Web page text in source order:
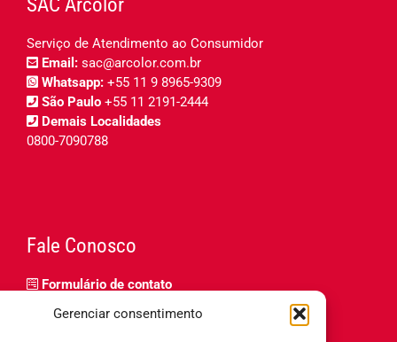
Gerenciar consentimento
Serviço de Atendimento ao Consumidor
Email: sac@arcolor.com.br
Whatsapp: +55 11 9 8965-9309
São Paulo +55 11 2191-2444
Demais Localidades
0800-7090788
Fale Conosco
Formulário de contato
Relatório de igualdade salarial